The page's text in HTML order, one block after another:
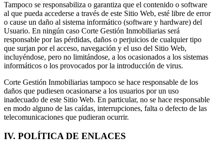
Tampoco se responsabiliza o garantiza que el contenido o software
al que pueda accederse a través de este Sitio Web, esté libre de error
o cause un daño al sistema informático (software y hardware) del
Usuario. En ningún caso Corte Gestión Inmobiliarias será
responsable por las pérdidas, daños o perjuicios de cualquier tipo
que surjan por el acceso, navegación y el uso del Sitio Web,
incluyéndose, pero no limitándose, a los ocasionados a los sistemas
informáticos o los provocados por la introducción de virus.
Corte Gestión Inmobiliarias tampoco se hace responsable de los
daños que pudiesen ocasionarse a los usuarios por un uso
inadecuado de este Sitio Web. En particular, no se hace responsable
en modo alguno de las caídas, interrupciones, falta o defecto de las
telecomunicaciones que pudieran ocurrir.
IV. POLÍTICA DE ENLACES